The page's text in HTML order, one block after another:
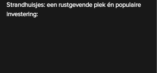
Strandhuisjes: een rustgevende plek én populaire
investering: